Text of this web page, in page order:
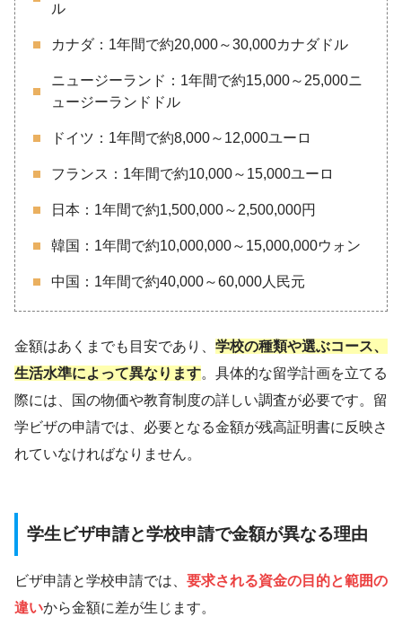
ル
カナダ：1年間で約20,000～30,000カナダドル
ニュージーランド：1年間で約15,000～25,000ニ
ュージーランドドル
ドイツ：1年間で約8,000～12,000ユーロ
フランス：1年間で約10,000～15,000ユーロ
日本：1年間で約1,500,000～2,500,000円
韓国：1年間で約10,000,000～15,000,000ウォン
中国：1年間で約40,000～60,000人民元
金額はあくまでも目安であり、 学校の種類や選ぶコース、
生活水準によって異なります。具体的な留学計画を立てる
際には、国の物価や教育制度の詳しい調査が必要です。留
学ビザの申請では、必要となる金額が残高証明書に反映さ
れていなければなりません。
学生ビザ申請と学校申請で金額が異なる理由
ビザ申請と学校申請では、 要求される資金の目的と範囲の
違いから金額に差が生じます。